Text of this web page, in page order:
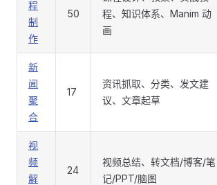
程
制
作
50
程、知识体系、Manim 动
画
新
闻
聚
合
17
资讯抓取、分类、发文建
议、文章起草
视
频
解
24
视频总结、转文档/博客/笔
记/PPT/脑图